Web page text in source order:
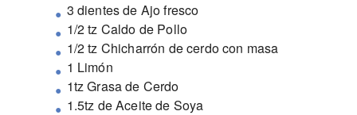
3 dientes de Ajo fresco
1/2 tz Caldo de Pollo
1/2 tz Chicharrón de cerdo con masa
1 Limón
1tz Grasa de Cerdo
1.5tz de Aceite de Soya